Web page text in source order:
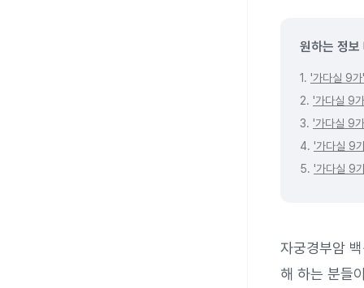
원하는 정보
1. '가다실 9
2. '가다실 9
3. '가다실 9
4. '가다실 9
5. '가다실 9
자궁경부암
해 하는 분들